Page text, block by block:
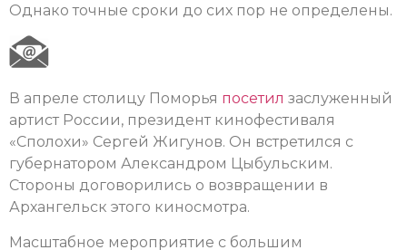
Однако точные сроки до сих пор не определены.
В апреле столицу Поморья посетил заслуженный
артист России, президент кинофестиваля
«Сполохи» Сергей Жигунов. Он встретился с
губернатором Александром Цыбульским.
Стороны договорились о возвращении в
Архангельск этого киносмотра.
Масштабное мероприятие с большим